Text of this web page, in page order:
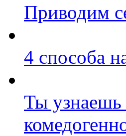
Приводим
4 способа
Ты узнаешь